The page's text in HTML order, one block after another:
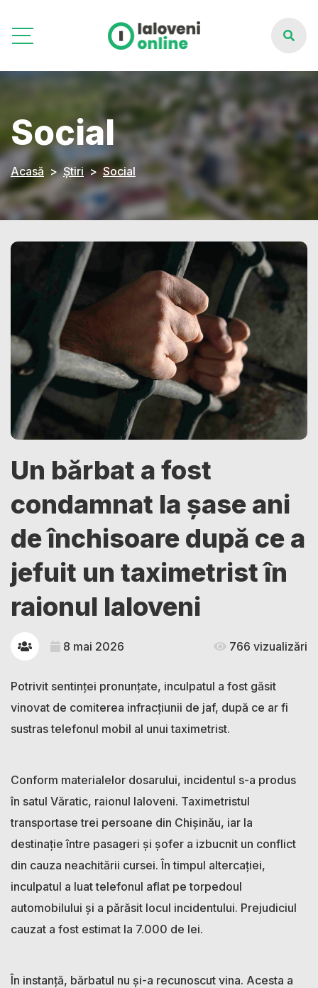
Social
Acasă Știri Social
Un bărbat a fost
condamnat la șase ani
de închisoare după ce a
jefuit un taximetrist în
raionul Ialoveni
8 mai 2026 766 vizualizări
Potrivit sentinței pronunțate, inculpatul a fost găsit
vinovat de comiterea infracțiunii de jaf, după ce ar fi
sustras telefonul mobil al unui taximetrist.
Conform materialelor dosarului, incidentul s-a produs
în satul Văratic, raionul Ialoveni. Taximetristul
transportase trei persoane din Chișinău, iar la
destinație între pasageri și șofer a izbucnit un conflict
din cauza neachitării cursei. În timpul altercației,
inculpatul a luat telefonul aflat pe torpedoul
automobilului și a părăsit locul incidentului. Prejudiciul
cauzat a fost estimat la 7.000 de lei.
În instanță, bărbatul nu și-a recunoscut vina. Acesta a